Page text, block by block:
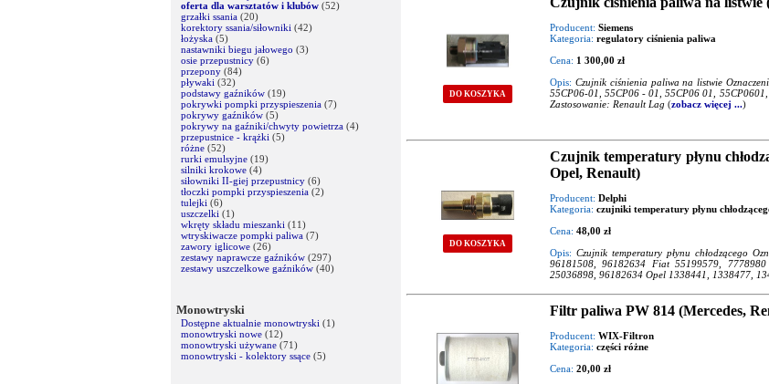
oferta dla warsztatów i klubów (52)
grzałki ssania (20)
korektory ssania/siłowniki (42)
łożyska (5)
nastawniki biegu jałowego (3)
osie przepustnicy (6)
przepony (84)
pływaki (32)
podstawy gaźników (19)
pokrywki pompki przyspieszenia (7)
pokrywy gaźników (5)
pokrywy na gaźniki/chwyty powietrza (4)
przepustnice - krążki (5)
różne (52)
rurki emulsyjne (19)
silniki krokowe (4)
siłowniki II-giej przepustnicy (6)
tłoczki pompki przyspieszenia (2)
tulejki (6)
uszczelki (1)
wkręty składu mieszanki (11)
wtryskiwacze pompki paliwa (7)
zawory iglicowe (26)
zestawy naprawcze gaźników (297)
zestawy uszczelkowe gaźników (40)
Monowtryski
Dostępne aktualnie monowtryski (1)
monowtryski nowe (12)
monowtryski używane (71)
monowtryski - kolektory ssące (5)
DO KOSZYKA
Producent: Siemens
Kategoria: regulatory ciśnienia paliwa
Cena: 1 300,00 zł
Opis: Czujnik ciśnienia paliwa na listwie
55CP06-01, 55CP06 - 01, 55CP06 01,
Zastosowanie: Renault Lag (zobacz więcej ...)
DO KOSZYKA
Czujnik temperatury płynu
Opel, Renault)
Producent: Delphi
Kategoria: czujniki temperatury płynu
Cena: 48,00 zł
Opis: Czujnik temperatury płynu chłodzącego
96181508, 96182634 Fiat 55199579,
25036898, 96182634 Opel 1338441, 1338477,
Filtr paliwa PW 814 (Mercedes,
Producent: WIX-Filtron
Kategoria: części różne
Cena: 20,00 zł